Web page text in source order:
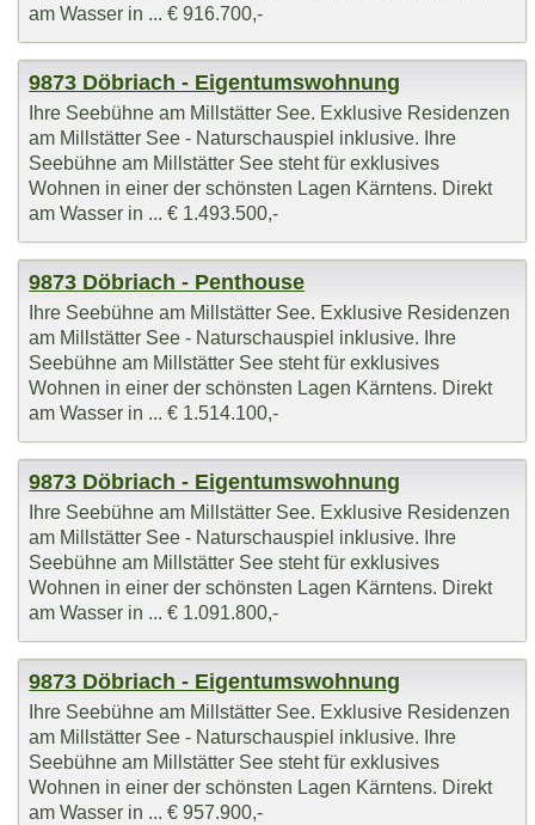
am Wasser in ... € 916.700,-
9873 Döbriach - Eigentumswohnung
Ihre Seebühne am Millstätter See. Exklusive Residenzen
am Millstätter See - Naturschauspiel inklusive. Ihre
Seebühne am Millstätter See steht für exklusives
Wohnen in einer der schönsten Lagen Kärntens. Direkt
am Wasser in ... € 1.493.500,-
9873 Döbriach - Penthouse
Ihre Seebühne am Millstätter See. Exklusive Residenzen
am Millstätter See - Naturschauspiel inklusive. Ihre
Seebühne am Millstätter See steht für exklusives
Wohnen in einer der schönsten Lagen Kärntens. Direkt
am Wasser in ... € 1.514.100,-
9873 Döbriach - Eigentumswohnung
Ihre Seebühne am Millstätter See. Exklusive Residenzen
am Millstätter See - Naturschauspiel inklusive. Ihre
Seebühne am Millstätter See steht für exklusives
Wohnen in einer der schönsten Lagen Kärntens. Direkt
am Wasser in ... € 1.091.800,-
9873 Döbriach - Eigentumswohnung
Ihre Seebühne am Millstätter See. Exklusive Residenzen
am Millstätter See - Naturschauspiel inklusive. Ihre
Seebühne am Millstätter See steht für exklusives
Wohnen in einer der schönsten Lagen Kärntens. Direkt
am Wasser in ... € 957.900,-